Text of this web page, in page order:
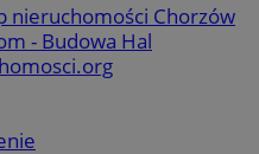
nieruchomości Chorzów
- Budowa Hal